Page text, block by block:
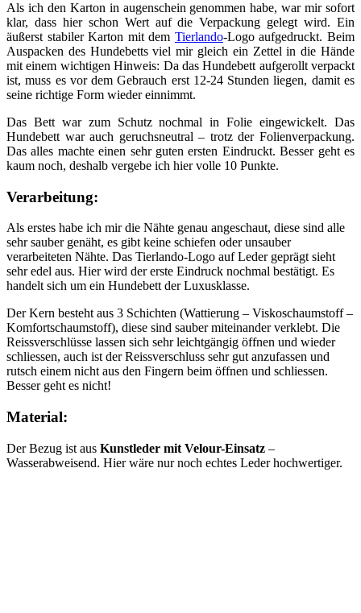
Als ich den Karton in augenschein genommen habe, war mir sofort
klar, dass hier schon Wert auf die Verpackung gelegt wird. Ein
äußerst stabiler Karton mit dem Tierlando-Logo aufgedruckt. Beim
Auspacken des Hundebetts viel mir gleich ein Zettel in die Hände
mit einem wichtigen Hinweis: Da das Hundebett aufgerollt verpackt
ist, muss es vor dem Gebrauch erst 12-24 Stunden liegen, damit es
seine richtige Form wieder einnimmt.
Das Bett war zum Schutz nochmal in Folie eingewickelt. Das
Hundebett war auch geruchsneutral – trotz der Folienverpackung.
Das alles machte einen sehr guten ersten Eindruckt. Besser geht es
kaum noch, deshalb vergebe ich hier volle 10 Punkte.
Verarbeitung:
Als erstes habe ich mir die Nähte genau angeschaut, diese sind alle
sehr sauber genäht, es gibt keine schiefen oder unsauber
verarbeiteten Nähte. Das Tierlando-Logo auf Leder geprägt sieht
sehr edel aus. Hier wird der erste Eindruck nochmal bestätigt. Es
handelt sich um ein Hundebett der Luxusklasse.
Der Kern besteht aus 3 Schichten (Wattierung – Viskoschaumstoff –
Komfortschaumstoff), diese sind sauber miteinander verklebt. Die
Reissverschlüsse lassen sich sehr leichtgängig öffnen und wieder
schliessen, auch ist der Reissverschluss sehr gut anzufassen und
rutsch einem nicht aus den Fingern beim öffnen und schliessen.
Besser geht es nicht!
Material:
Der Bezug ist aus Kunstleder mit Velour-Einsatz –
Wasserabweisend. Hier wäre nur noch echtes Leder hochwertiger.